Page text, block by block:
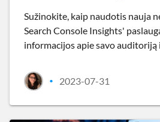
Sužinokite, kaip naudotis nauja
Search Console Insights'
informacijos apie savo
• 2023-07-31